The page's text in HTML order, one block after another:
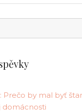
Prečo by mal byť
domácnosti